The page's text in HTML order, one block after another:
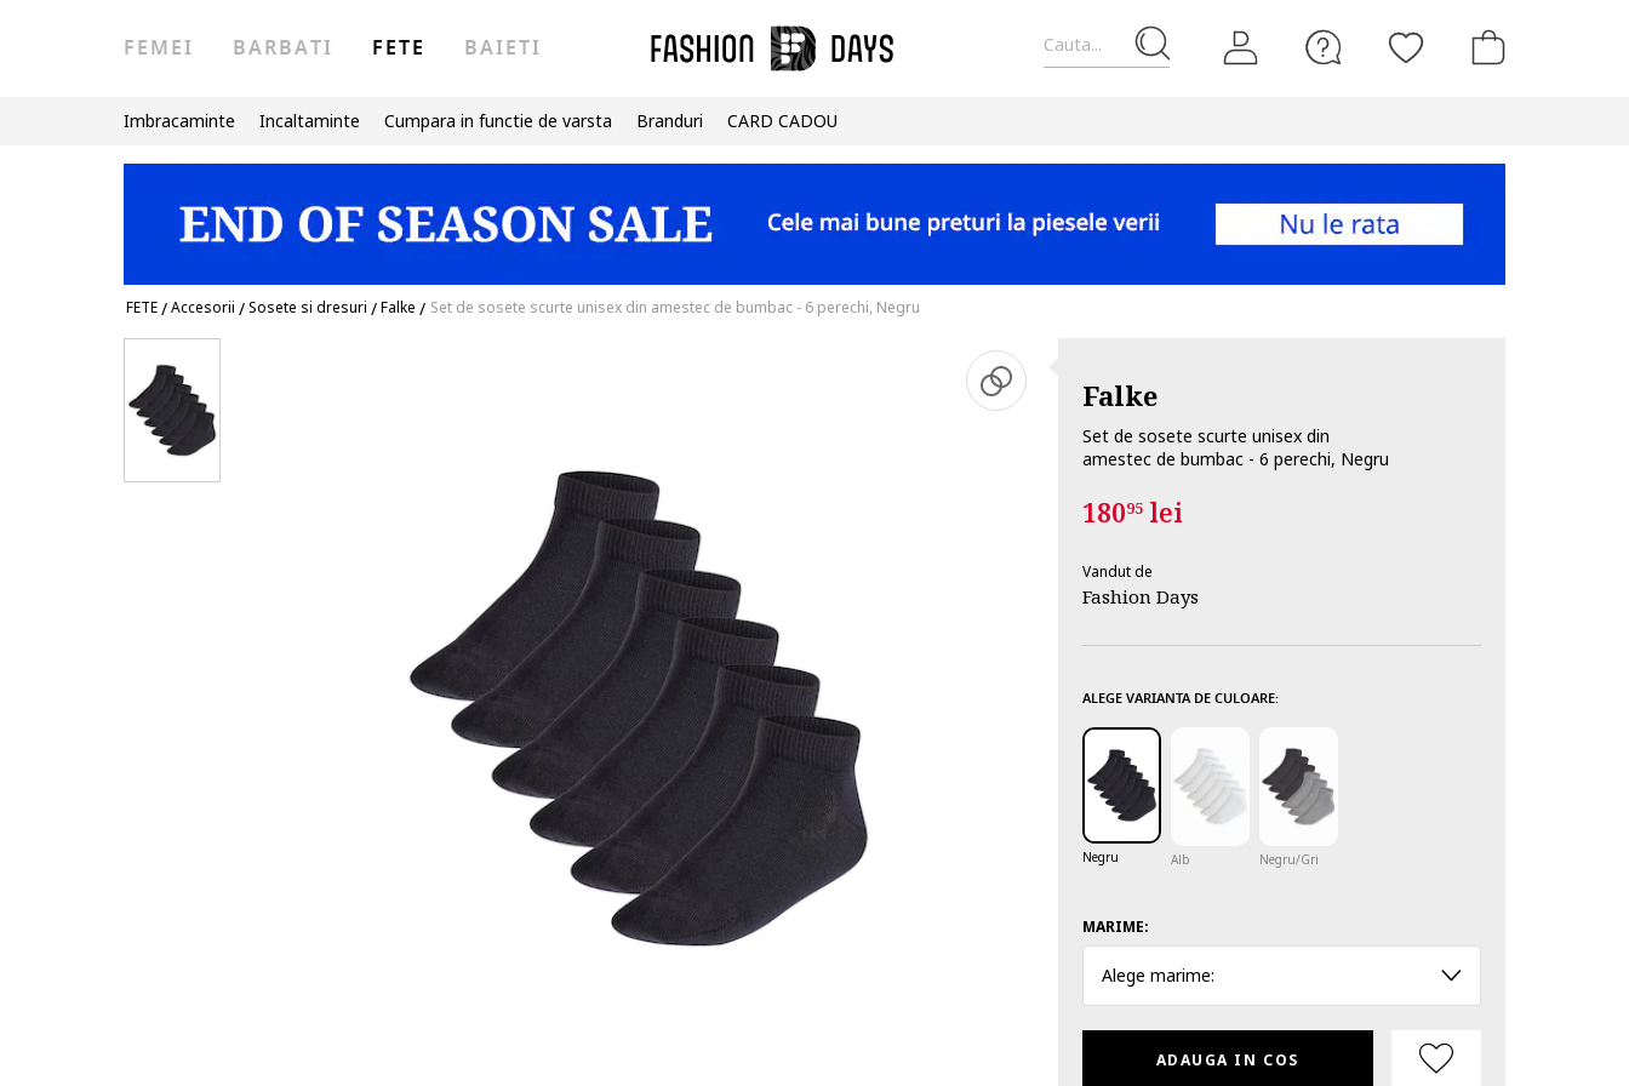
Cauta...
FEMEI BARBATI FETE BAIETI
Imbracaminte Incaltaminte Cumpara in functie de varsta Branduri CARD CADOU
FETE/Accesorii /Sosete si dresuri /Falke / Set de sosete scurte unisex din amestec de bumbac - 6 perechi, Negru
Falke
Set de sosete scurte unisex din
amestec de bumbac - 6 perechi, Negru
18095lei
Vandut de
Fashion Days
ALEGE VARIANTA DE CULOARE:
Negru Alb Negru/Gri
MARIME:
Alege marime:
ADAUGA IN COS